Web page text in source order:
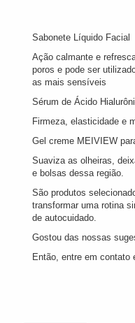
Sabonete Líquido Facial
Ação calmante e
poros e pode ser
as mais sensíveis
Sérum de Ácido
Firmeza, elasticidade e
Gel creme MEIVIEW
Suaviza as olheiras,
e bolsas dessa região.
São produtos
transformar uma rotina
de autocuidado.
Gostou das nossas
Então, entre em contato